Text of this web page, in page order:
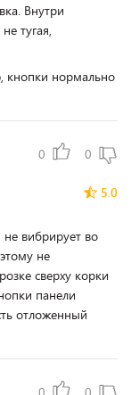
Внутри
тугая,
кнопки нормально
0 0
5.0
не вибрирует во
не
сверху корки
панели
отложенный
0 0